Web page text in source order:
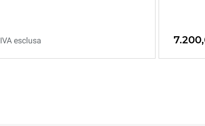
IVA esclusa